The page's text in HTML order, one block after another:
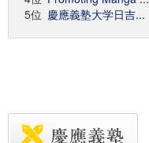
5位 慶應義塾大学日吉...